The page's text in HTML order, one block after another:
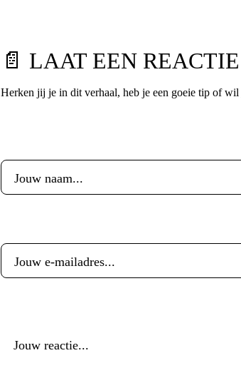
📄 LAAT EEN
Herken jij je in dit verhaal, heb je een goeie tip of wil